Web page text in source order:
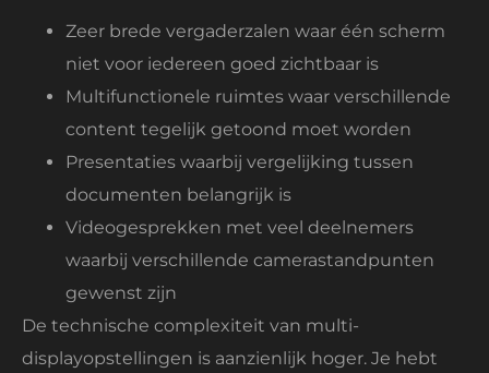
Zeer brede vergaderzalen waar één scherm
niet voor iedereen goed zichtbaar is
Multifunctionele ruimtes waar verschillende
content tegelijk getoond moet worden
Presentaties waarbij vergelijking tussen
documenten belangrijk is
Videogesprekken met veel deelnemers
waarbij verschillende camerastandpunten
gewenst zijn
De technische complexiteit van multi-
displayopstellingen is aanzienlijk hoger. Je hebt